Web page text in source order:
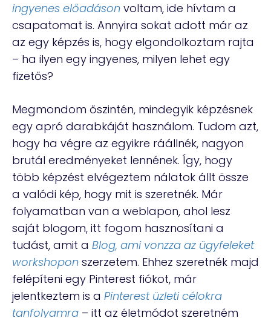
ingyenes előadáson voltam, ide hívtam a
csapatomat is. Annyira sokat adott már az
az egy képzés is, hogy elgondolkoztam rajta
– ha ilyen egy ingyenes, milyen lehet egy
fizetős?
Megmondom őszintén, mindegyik képzésnek
egy apró darabkáját használom. Tudom azt,
hogy ha végre az egyikre ráállnék, nagyon
brutál eredményeket lennének. Így, hogy
több képzést elvégeztem nálatok állt össze
a valódi kép, hogy mit is szeretnék. Már
folyamatban van a weblapon, ahol lesz
saját blogom, itt fogom hasznosítani a
tudást, amit a Blog, ami vonzza az ügyfeleket
workshopon szerzetem. Ehhez szeretnék majd
felépíteni egy Pinterest fiókot, már
jelentkeztem is a Pinterest üzleti célokra
tanfolyamra – itt az életmódot szeretném